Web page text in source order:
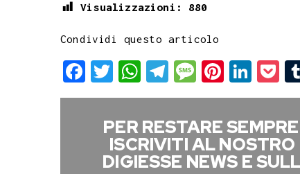
Visualizzazioni: 880
Condividi questo articolo
F
a
T
w
i
t
t
W
h
a
t
s
T
e
l
e
g
M
e
s
s
a
P
i
n
t
e
L
i
n
k
e
o
c
k
e
PER RESTARE
ISCRIVITI AL
DIGIESSE NEWS E